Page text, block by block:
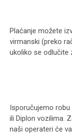
Plaćanje možete
virmanski (preko
ukoliko se odlučite
Isporučujemo
ili Diplon vozilima.
naši operateri će